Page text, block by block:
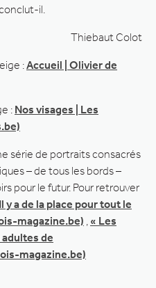
conclut-il.
Thiebaut Colot
:Accueil | Olivier de
: Nos visages | Les
série de portraits consacrés
– de tous les bords –
pour le futur. Pour retrouver
y a de la place pour tout le
magazine.be) « Les
adultes de
magazine.be)